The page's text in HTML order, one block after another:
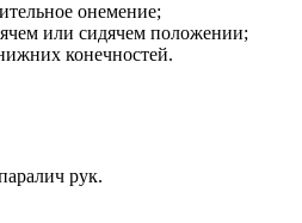
онемение;
или сидячем положении;
конечностей.
рук.